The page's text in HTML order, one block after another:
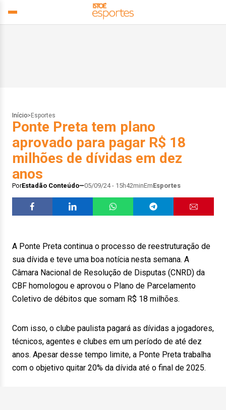
Início> Esportes
Ponte Preta tem plano
aprovado para pagar R$ 18
milhões de dívidas em dez
anos
PorEstadão Conteúdo 05/09/24 - 15h42minEmEsportes
A Ponte Preta continua o processo de reestruturação de
sua dívida e teve uma boa notícia nesta semana. A
Câmara Nacional de Resolução de Disputas (CNRD) da
CBF homologou e aprovou o Plano de Parcelamento
Coletivo de débitos que somam R$ 18 milhões.
Com isso, o clube paulista pagará as dívidas a jogadores,
técnicos, agentes e clubes em um período de até dez
anos. Apesar desse tempo limite, a Ponte Preta trabalha
com o objetivo quitar 20% da dívida até o final de 2025.